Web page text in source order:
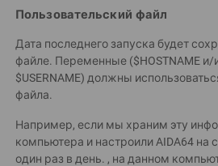
Пользовательский файл
Дата последнего запуска будет
файле. Переменные ($HOSTNAME и/
$USERNAME) должны
файла.
Например, если мы храним эту
компьютера и настроили AIDA64 на
один раз в день. , на данном